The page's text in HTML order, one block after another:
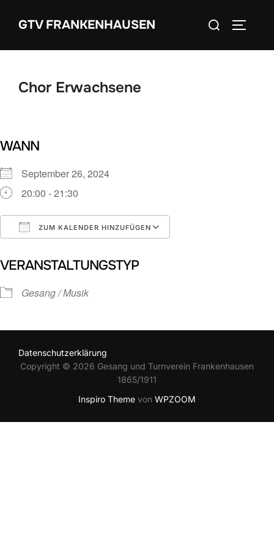
InhaltGTV FRANKENHAUSEN
Suchen
Chor Erwachsene
WANN
September 26, 2024
20:00 - 21:30
ZUM KALENDER HINZUFÜGEN
VERANSTALTUNGSTYP
Gesang / Musik
Datenschutzerklärung
Copyright © 2026 Gesang und Turnverein Frankenhausen
1865/1911
Inspiro Theme von WPZOOM